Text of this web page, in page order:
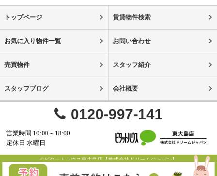
トップページ 賃貸物件検索
お気に入り物件一覧 お問い合わせ
売買物件 スタッフ紹介
スタッフブログ 会社概要
0120-997-141
営業時間 10:00～18:00
定休日 水曜日
©ピタットハウス東大島店【株式会社ドリームジャパン】